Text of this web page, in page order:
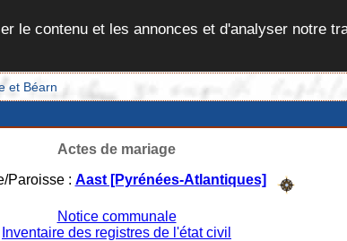
le contenu et les annonces et d'analyser notre
et Béarn
Actes de mariage
Paroisse : Aast [Pyrénées-Atlantiques]
Notice communale
Inventaire des registres de l'état civil